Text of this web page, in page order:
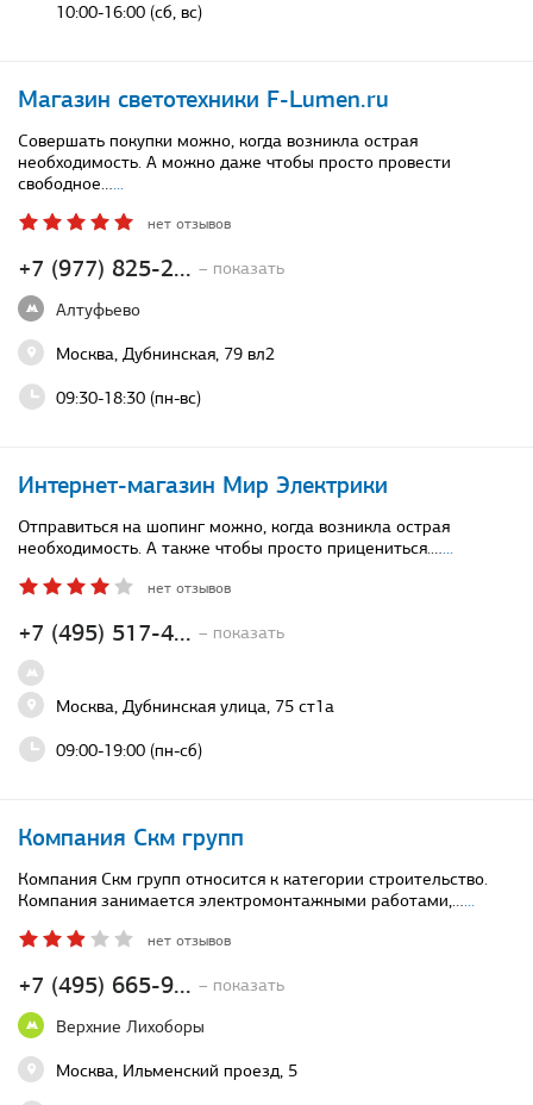
10:00-16:00 (сб, вс)
Магазин светотехники F-Lumen.ru
+7 (977) 825-2... – показать
Алтуфьево
Москва, Дубнинская, 79 вл2
09:30-18:30 (пн-вс)
Совершать покупки можно, когда возникла острая
необходимость. А можно даже чтобы просто провести
свободное…...
нет отзывов
Интернет-магазин Мир Электрики
+7 (495) 517-4... – показать
Москва, Дубнинская улица, 75 ст1а
09:00-19:00 (пн-сб)
Отправиться на шопинг можно, когда возникла острая
необходимость. А также чтобы просто прицениться.…...
нет отзывов
Компания Скм групп
+7 (495) 665-9... – показать
Верхние Лихоборы
Москва, Ильменский проезд, 5
Компания Скм групп относится к категории строительство.
Компания занимается электромонтажными работами,…...
нет отзывов